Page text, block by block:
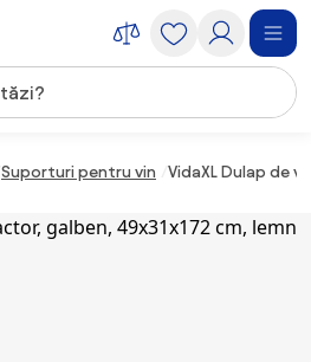
Suporturi pentru vin VidaXL Dulap de